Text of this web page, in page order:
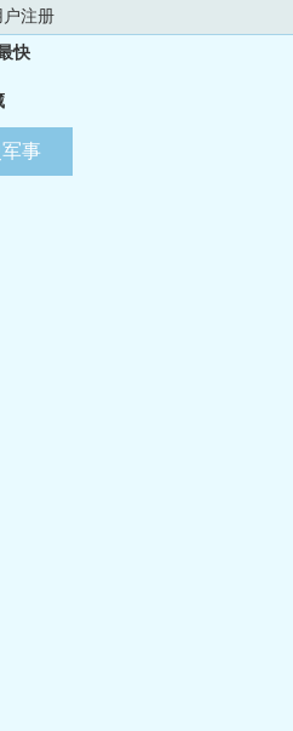
户注册
快
事